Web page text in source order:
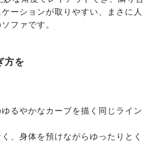
ーションが取りやすい、まさに人
ファです。
方を
るやかなカーブを描く同じライン
、身体を預けながらゆったりとく